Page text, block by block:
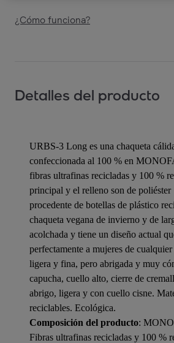
¿Cómo funciona?
Detalles del producto
URBS-3 Long es una chaqueta
confeccionada al 100 % en
fibras ultrafinas recicladas y 100 %
principal y el relleno son de
procedente de botellas de plástico
chaqueta vegana de invierno y de
acolchada y tiene un diseño actual
perfectamente a mujeres de
ligera y fina, pero abrigada y muy
capucha, cuello alto, cierre de
abrigo, ligera y con cuello cisne.
reciclables. Ecológica.
Composición del producto:
Fibras ultrafinas recicladas y 100 %